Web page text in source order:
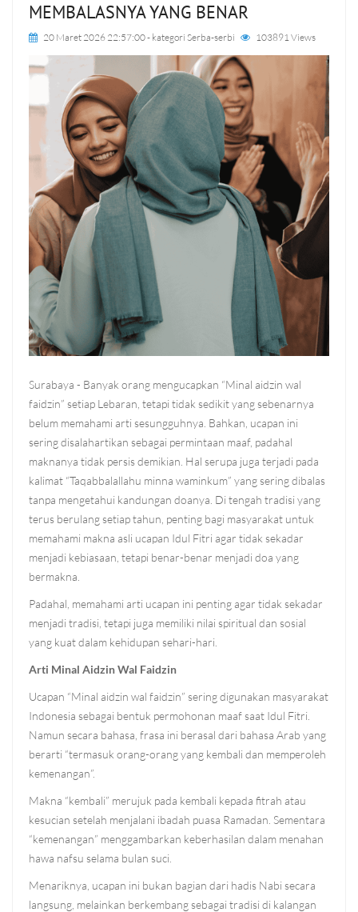
MEMBALASNYA YANG BENAR
20 Maret 2026 22:57:00- kategori Serba-serbi 103891 Views
Surabaya - Banyak orang mengucapkan “Minal aidzin wal
faidzin” setiap Lebaran, tetapi tidak sedikit yang sebenarnya
belum memahami arti sesungguhnya. Bahkan, ucapan ini
sering disalahartikan sebagai permintaan maaf, padahal
maknanya tidak persis demikian. Hal serupa juga terjadi pada
kalimat “Taqabbalallahu minna waminkum” yang sering dibalas
tanpa mengetahui kandungan doanya. Di tengah tradisi yang
terus berulang setiap tahun, penting bagi masyarakat untuk
memahami makna asli ucapan Idul Fitri agar tidak sekadar
menjadi kebiasaan, tetapi benar-benar menjadi doa yang
bermakna.
Padahal, memahami arti ucapan ini penting agar tidak sekadar
menjadi tradisi, tetapi juga memiliki nilai spiritual dan sosial
yang kuat dalam kehidupan sehari-hari.
Arti Minal Aidzin Wal Faidzin
Ucapan “Minal aidzin wal faidzin” sering digunakan masyarakat
Indonesia sebagai bentuk permohonan maaf saat Idul Fitri.
Namun secara bahasa, frasa ini berasal dari bahasa Arab yang
berarti “termasuk orang-orang yang kembali dan memperoleh
kemenangan”.
Makna “kembali” merujuk pada kembali kepada fitrah atau
kesucian setelah menjalani ibadah puasa Ramadan. Sementara
“kemenangan” menggambarkan keberhasilan dalam menahan
hawa nafsu selama bulan suci.
Menariknya, ucapan ini bukan bagian dari hadis Nabi secara
langsung, melainkan berkembang sebagai tradisi di kalangan